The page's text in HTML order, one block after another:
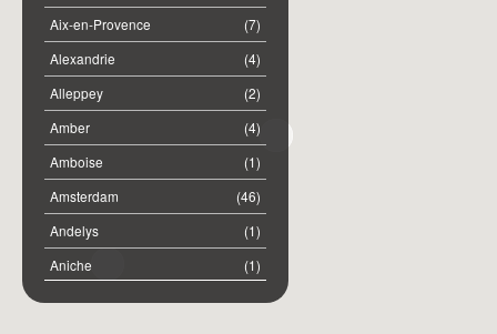
(7)
Aix-en-Provence
(4)
Alexandrie
(2)
Alleppey
(4)
Amber
(1)
Amboise
(46)
Amsterdam
(1)
Andelys
(1)
Aniche
(2)
Annemasse